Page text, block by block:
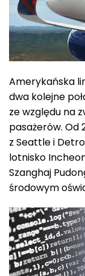
Amerykańska
dwa kolejne
ze względu na
pasażerów.
z Seattle i
lotnisko
Szanghaj
środowym